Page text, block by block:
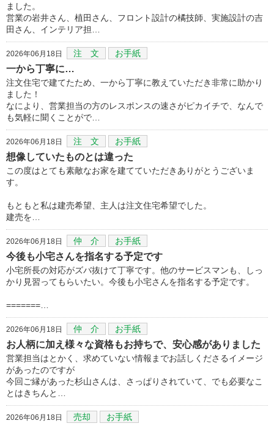
ました。
営業の岩井さん、植田さん、フロント設計の橘技師、実施設計の吉
田さん、インテリア担…
2026年06月18日 注 文 お手紙
一から丁寧に…
注文住宅で建てたため、一から丁寧に教えていただき非常に助かり
ました！
なにより、営業担当の方のレスポンスの速さがピカイチで、なんで
も気軽に聞くことがで…
2026年06月18日 注 文 お手紙
想像していたものとは違った
この度はとても素敵なお家を建てていただきありがとうございま
す。
もともと私は建売希望、主人は注文住宅希望でした。
建売を…
2026年06月18日 仲 介 お手紙
今後も小宅さんを指名する予定です
小宅所長の対応がズバ抜けて丁寧です。他のサービスマンも、しっ
かり見習ってもらいたい。今後も小宅さんを指名する予定です。
=======…
2026年06月18日 仲 介 お手紙
お人柄に加え様々な資格もお持ちで、安心感がありました
営業担当はとかく、求めていない情報までお話しくださるイメージ
があったのですが
今回ご縁があった杉山さんは、さっぱりされていて、でも必要なこ
とはきちんと…
2026年06月18日 売却 お手紙